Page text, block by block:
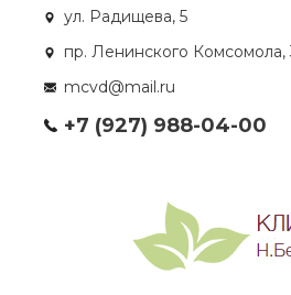
ул. Радищева, 5
пр. Ленинского Комсомола,
mcvd@mail.ru
+7 (927) 988-04-00